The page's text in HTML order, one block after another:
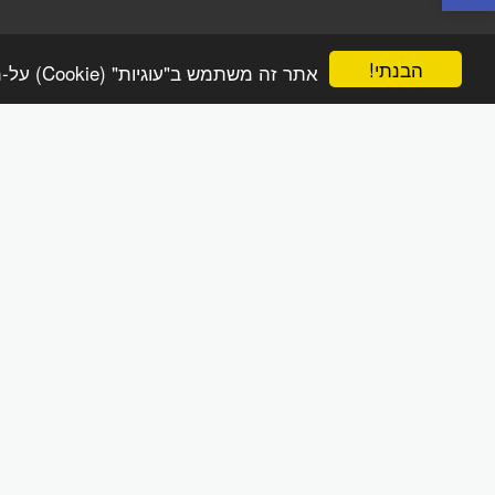
הבנתי! אתר זה משתמש ב"עוגיות" (Cookie) על-מנת להבטיח שתהנה מהחוויה הטובה ביותר באתר שלך.
הפינה הטבעית online
זכויות יוצרים © 2026 כל הזכויות שמורות
מדיניות משלוחים והחזרות